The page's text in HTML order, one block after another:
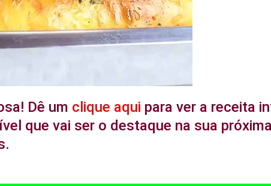
Dê um clique aqui para ver a receita
que vai ser o destaque na sua